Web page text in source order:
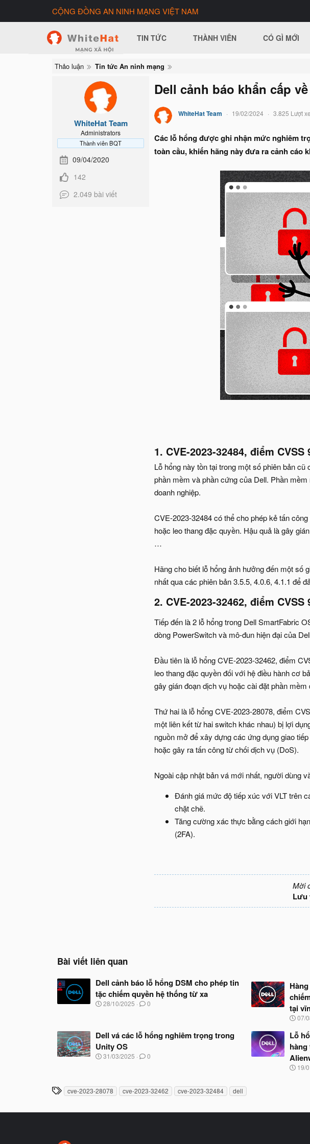
CỘNG ĐỒNG AN NINH MẠNG VIỆT NAM
TIN TỨC THÀNH VIÊN CÓ GÌ MỚI
Thảo luận Tin tức An ninh mạng
WhiteHat Team
Administrators
Thành viên BQT
09/04/2020
142
2.049 bài viết
Dell cảnh báo khẩn cấp
WhiteHat Team 19/02/2024 3.825 Lượt
Các lỗ hổng được ghi nhận mức nghiêm
toàn cầu, khiến hãng này đưa ra cảnh cáo
1. CVE-2023-32484, điểm CVSS
Lỗ hổng này tồn tại trong một số phiên bản
phần mềm và phần cứng của Dell. Phần
doanh nghiệp.
CVE-2023-32484 có thể cho phép kẻ tấn
hoặc leo thang đặc quyền. Hậu quả là gây
…
Hãng cho biết lỗ hổng ảnh hưởng đến một số
nhất qua các phiên bản 3.5.5, 4.0.6, 4.1.1 để
2. CVE-2023-32462, điểm CVSS
Tiếp đến là 2 lỗ hổng trong Dell SmartFabric
dòng PowerSwitch và mô-đun hiện đại của
Đầu tiên là lỗ hổng CVE-2023-32462, điểm
leo thang đặc quyền đối với hệ điều hành cơ
gây gián đoạn dịch vụ hoặc cài đặt phần
Thứ hai là lỗ hổng CVE-2023-28078, điểm
một liên kết từ hai switch khác nhau) bị lợi
nguồn mở để xây dựng các ứng dụng giao
hoặc gây ra tấn công từ chối dịch vụ (DoS).
Ngoài cập nhật bản vá mới nhất, người dùng
Đánh giá mức độ tiếp xúc với VLT trên
chặt chẽ.
Tăng cường xác thực bằng cách giới
(2FA).
Mời
Lưu
Bài viết liên quan
Dell cảnh báo lỗ hổng DSM cho phép tin
tặc chiếm quyền hệ thống từ xa
N
b
ắ
đ
28/10/2025 0
tại
N
à
b
ắ
t
07/
Dell vá các lỗ hổng nghiêm trọng trong
Unity OS
N
b
ắ
đ
31/03/2025 0
Lỗ
N
19/
T
ẻ
cve-2023-28078 cve-2023-32462 cve-2023-32484 dell